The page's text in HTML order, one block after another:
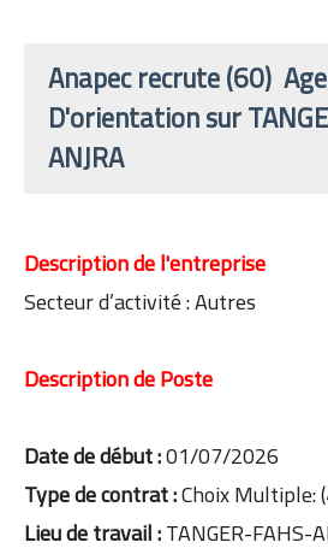
Anapec recrute (60)
D'orientation sur
ANJRA
Description de l'entreprise
Secteur d’activité : Autres
Description de Poste
Date de début :01/07/2026
Type de contrat :Choix Multiple:
Lieu de travail :TANGER-FAHS-